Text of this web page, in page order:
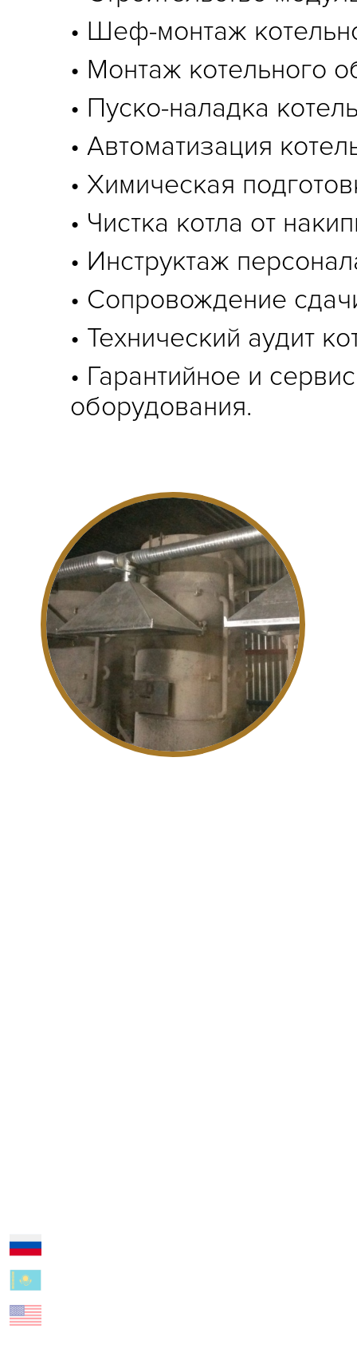
• Шеф-монтаж
• Монтаж котельного
• Пуско-наладка
• Автоматизация
• Химическая
• Чистка котла от
• Инструктаж
• Сопровождение
• Технический аудит
• Гарантийное и
оборудования.